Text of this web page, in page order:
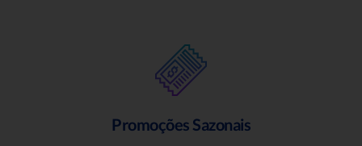
Promoções Sazonais